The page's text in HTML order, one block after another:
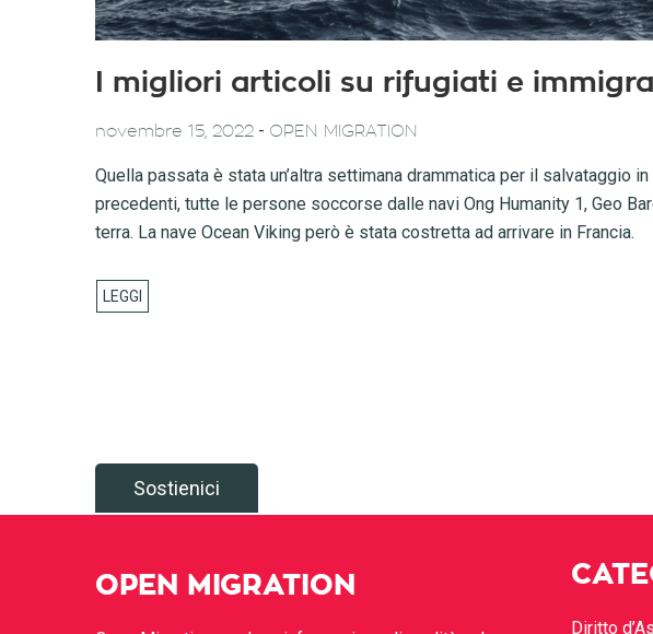
I migliori articoli su rifugiati e
novembre 15, 2022 - OPEN MIGRATION
Quella passata è stata un’altra settimana drammatica per il salvataggio
precedenti, tutte le persone soccorse dalle navi Ong Humanity 1, Geo
terra. La nave Ocean Viking però è stata costretta ad arrivare in Francia.
Sostienici
OPEN MIGRATION
Diritto